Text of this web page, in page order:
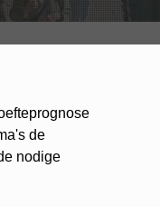
de
nodige